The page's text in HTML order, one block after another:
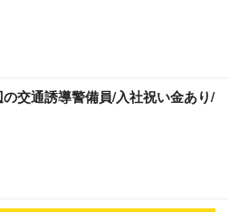
交通誘導警備員/入社祝い金あり/